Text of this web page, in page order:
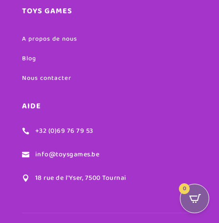
TOYS GAMES
A propos de nous
Blog
Nous contacter
AIDE
 +32 (0)69 76 79 53
 info@toysgames.be
 18 rue de l'Yser, 7500 Tournai
0